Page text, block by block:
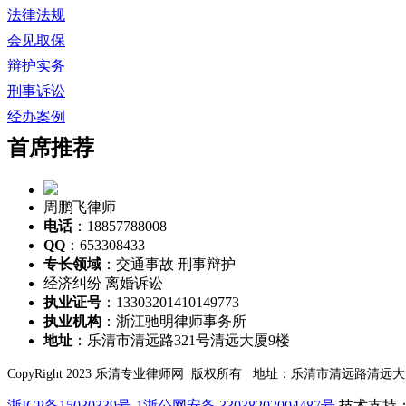
法律法规
会见取保
辩护实务
刑事诉讼
经办案例
首席推荐
周鹏飞律师
电话：18857788008
QQ ：653308433
专长领域 ：交通事故 刑事辩护
经济纠纷 离婚诉讼
执业证号 ：13303201410149773
执业机构 ：浙江驰明律师事务所
地址 ：乐清市清远路321号清远大厦9楼
CopyRight 2023 乐清专业律师网 版权所有 地址：乐清市清远路清远